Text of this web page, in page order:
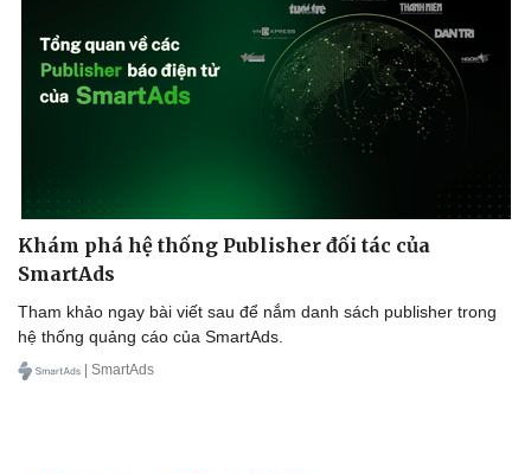
Khám phá hệ thống Publisher đối tác của
SmartAds
Tham khảo ngay bài viết sau để nắm danh sách publisher trong
hệ thống quảng cáo của SmartAds.
| SmartAds